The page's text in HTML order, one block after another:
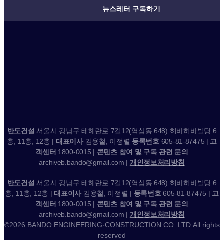
뉴스레터 구독하기
반도건설 서울시 강남구 테헤란로 7길12(역삼동 648) 허바허바빌딩 6
층, 11층, 12층 | 대표이사김용철, 이정렬 등록번호 605-81-87475 | 고
객센터 1800-0015 | 콘텐츠 참여 및 구독 관련 문의
archiveb.bando@gmail.com | 개인정보처리방침
반도건설 서울시 강남구 테헤란로 7길12(역삼동 648) 허바허바빌딩 6
층, 11층, 12층 |대표이사 김용철, 이정렬 | 등록번호 605-81-87475 | 고
객센터 1800-0015 | 콘텐츠 참여 및 구독 관련 문의
archiveb.bando@gmail.com | 개인정보처리방침
©2026 BANDO ENGINEERING·CONSTRUCTION CO. LTD.All rights
reserved